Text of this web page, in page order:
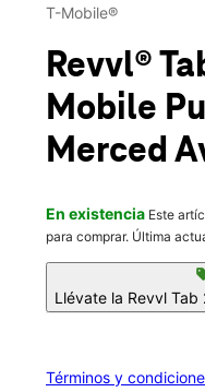
Sáb.:10:00 a.m. a
14460 Merced Ave
T-Mobile®
Revvl®
Mobile
Merced
En existencia Este
para comprar. Última
Llévate la Revvl
Términos y